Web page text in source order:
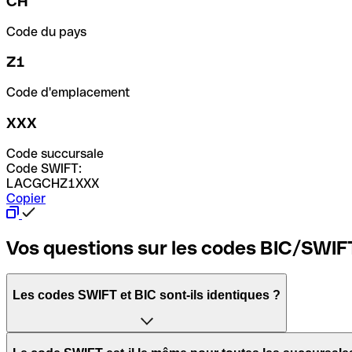
Code du pays
Z1
Code d'emplacement
XXX
Code succursale
Code SWIFT:
LACGCHZ1XXX
Copier
Vos questions sur les codes BIC/
Les codes SWIFT et BIC sont-ils identiques ?